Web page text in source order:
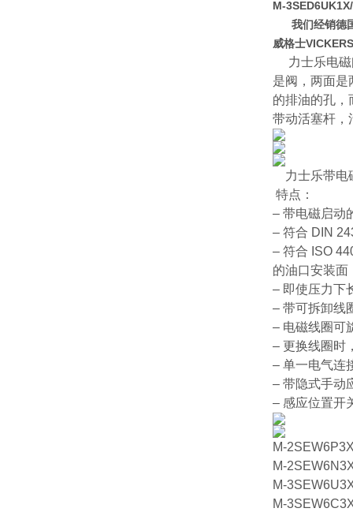
M-
我们经销德国
威格士
力士乐电
是阀，两面是
的排油的孔，
带动活塞杆，
力士乐带
特点：
– 带电磁启动
– 符合 DIN
– 符合 ISO
的油口安装面
– 即使压力下
– 带可拆卸线
– 电磁线圈可
– 更换线圈时
– 单一电气连
– 带隐式手动
– 感应位置开
M-
M-
M-
M-